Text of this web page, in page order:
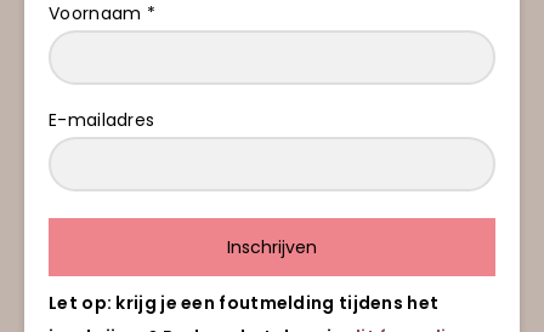
Voornaam *
E-mailadres
Inschrijven
Let op: krijg je een foutmelding tijdens het